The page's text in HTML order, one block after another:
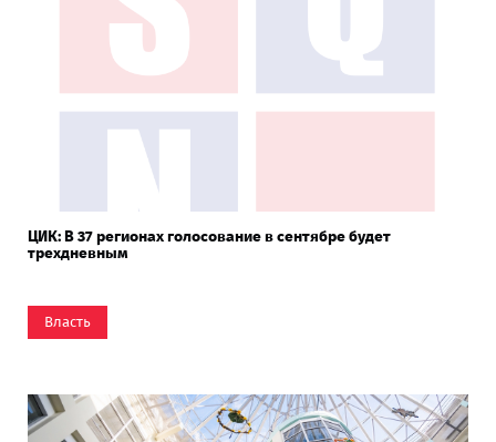
ЦИК: В 37 регионах голосование в сентябре будет
трехдневным
Власть